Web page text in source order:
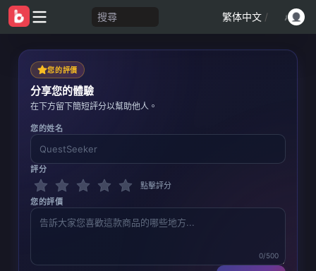
搜尋 繁体中文 /
您的評價
分享您的體驗
在下方留下簡短評分以幫助他人。
您的姓名
評分
點擊評分
您的評價
0/500